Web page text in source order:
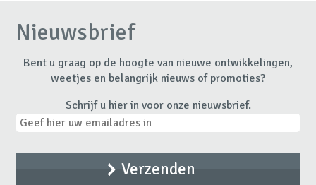
Nieuwsbrief
Bent u graag op de hoogte van nieuwe ontwikkelingen,
weetjes en belangrijk nieuws of promoties?
Schrijf u hier in voor onze nieuwsbrief.